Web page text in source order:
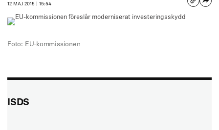
12 MAJ 2015 | 15:54
Foto: EU-kommissionen
ISDS